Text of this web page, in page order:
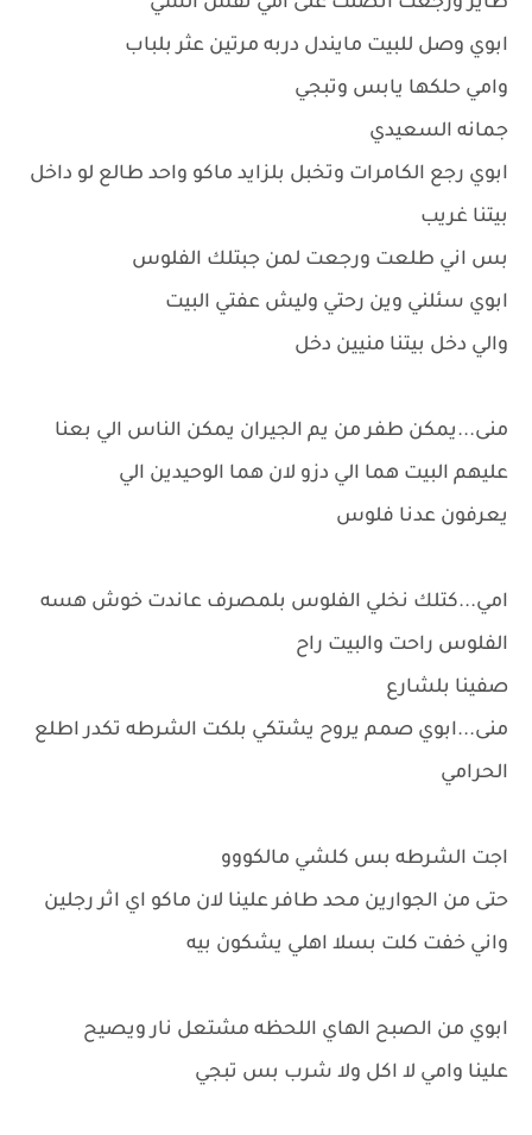
ابوي وصل للبيت مايندل دربه مرتين عثر بلباب
وامي حلكها يابس وتبجي
جمانه السعيدي
ابوي رجع الكامرات وتخبل بلزايد ماكو واحد طالع لو داخل
بيتنا غريب
بس اني طلعت ورجعت لمن جبتلك الفلوس
ابوي سئلني وين رحتي وليش عفتي البيت
والي دخل بيتنا منيين دخل
منى...يمكن طفر من يم الجيران يمكن الناس الي بعنا
عليهم البيت هما الي دزو لان هما الوحيدين الي
يعرفون عدنا فلوس
امي...كتلك نخلي الفلوس بلمصرف عاندت خوش هسه
الفلوس راحت والبيت راح
صفينا بلشارع
منى...ابوي صمم يروح يشتكي بلكت الشرطه تكدر اطلع
الحرامي
اجت الشرطه بس كلشي مالكووو
حتى من الجوارين محد طافر علينا لان ماكو اي اثر رجلين
واني خفت كلت بسلا اهلي يشكون بيه
ابوي من الصبح الهاي اللحظه مشتعل نار ويصيح
علينا وامي لا اكل ولا شرب بس تبجي